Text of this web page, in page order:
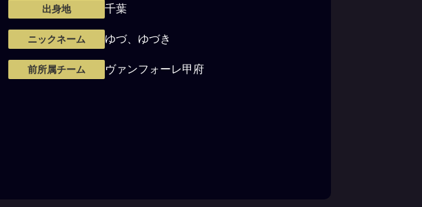
出身地 千葉
ニックネーム ゆづ、ゆづき
前所属チーム ヴァンフォーレ甲府